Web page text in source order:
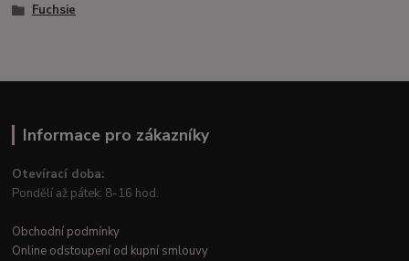
Fuchsie
Informace pro zákazníky
Otevírací doba:
Pondělí až pátek: 8-16 hod.
Obchodní podmínky
Online odstoupení od kupní smlouvy